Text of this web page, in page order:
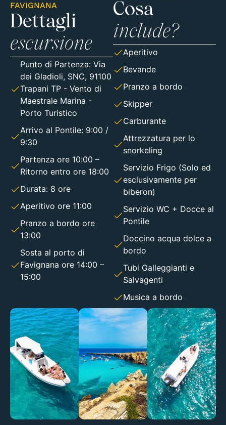
FAVIGNANA
Dettagli
escursione
Punto di Partenza: Via
dei Gladioli, SNC, 91100
Trapani TP - Vento di
Maestrale Marina -
Porto Turistico
Arrivo al Pontile: 9:00 /
9:30
Partenza ore 10:00 –
Ritorno entro ore 18:00
Durata: 8 ore
Aperitivo ore 11:00
Pranzo a bordo ore
13:00
Sosta al porto di
Favignana ore 14:00 –
15:00
Cosa
include?
Aperitivo
Bevande
Pranzo a bordo
Skipper
Carburante
Attrezzatura per lo
snorkeling
Servizio Frigo (Solo ed
esclusivamente per
biberon)
Servizio WC + Docce al
Pontile
Doccino acqua dolce a
bordo
Tubi Galleggianti e
Salvagenti
Musica a bordo